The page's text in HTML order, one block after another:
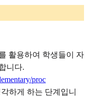
활용하여 학생들이 자
니다.
proc
하게 하는 단계입니